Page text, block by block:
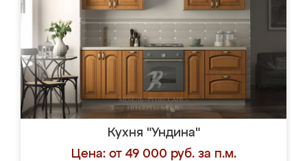
Кухня "Ундина"
Цена: от 49 000 руб. за п.м.